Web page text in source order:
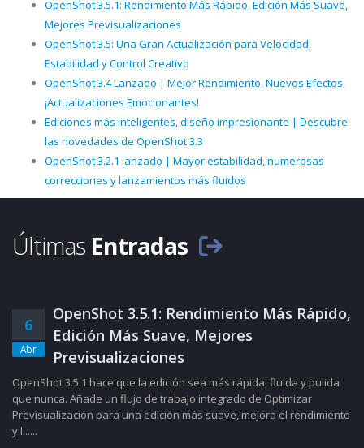
OpenShot 3.5.1: Rendimiento Más Rápido, Edición Más Suave,
Mejores Previsualizaciones
OpenShot 3.5: Una Gran Actualización para Velocidad,
Estabilidad y Control Creativo
OpenShot 3.4 Lanzado | Mejor Rendimiento, Nuevos Efectos,
¡Actualizaciones Emocionantes!
Ediciones más inteligentes, diseño impresionante | Descubre
las novedades de OpenShot 3.3
OpenShot 3.2.1 lanzado | Mayor estabilidad, numerosas
correcciones y lanzamientos más fluidos
Últimas Entradas
6
Abr
OpenShot 3.5.1: Rendimiento Más Rápido,
Edición Más Suave, Mejores
Previsualizaciones
OpenShot 3.5.1 hace que la edición sea más rápida, fluida y pulida
que nunca. Añade un flujo de trabajo integrado de Optimizar
Previsualización para una edición más suave, mejora el rendimiento
y l......